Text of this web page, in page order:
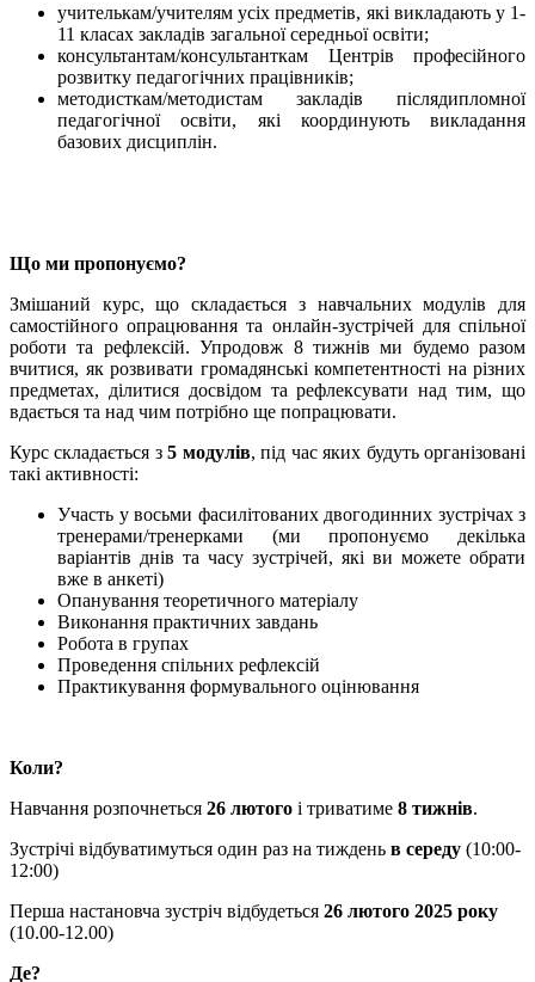
учителькам/учителям усіх предметів, які викладають у 1-
11 класах закладів загальної середньої освіти;
консультантам/консультанткам Центрів професійного
розвитку педагогічних працівників;
методисткам/методистам закладів післядипломної
педагогічної освіти, які координують викладання
базових дисциплін.
Що ми пропонуємо?
Змішаний курс, що складається з навчальних модулів для
самостійного опрацювання та онлайн-зустрічей для спільної
роботи та рефлексій. Упродовж 8 тижнів ми будемо разом
вчитися, як розвивати громадянські компетентності на різних
предметах, ділитися досвідом та рефлексувати над тим, що
вдається та над чим потрібно ще попрацювати.
Курс складається з5 модулів, під час яких будуть організовані
такі активності:
Участь у восьми фасилітованих двогодинних зустрічах з
тренерами/тренерками (ми пропонуємо декілька
варіантів днів та часу зустрічей, які ви можете обрати
вже в анкеті)
Опанування теоретичного матеріалу
Виконання практичних завдань
Робота в групах
Проведення спільних рефлексій
Практикування формувального оцінювання
Коли?
Навчання розпочнеться 26 лютого і триватиме 8 тижнів.
Зустрічі відбуватимуться один раз на тиждень в середу (10:00-
12:00)
Перша настановча зустріч відбудеться 26 лютого 2025 року
(10.00-12.00)
Де?